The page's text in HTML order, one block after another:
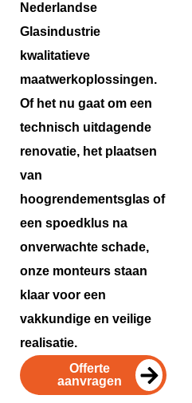
Nederlandse
Glasindustrie
kwalitatieve
maatwerkoplossingen.
Of het nu gaat om een
technisch uitdagende
renovatie, het plaatsen
van
hoogrendementsglas of
een spoedklus na
onverwachte schade,
onze monteurs staan
klaar voor een
vakkundige en veilige
realisatie.
Offerte
aanvragen